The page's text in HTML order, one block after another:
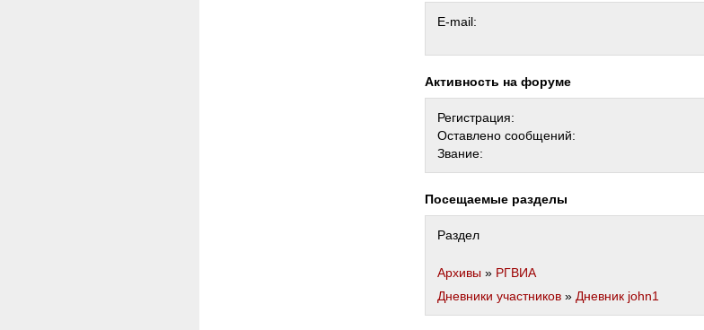
E-mail:
Активность на форуме
Регистрация:
Оставлено сообщений:
Звание:
Посещаемые разделы
Раздел
Архивы » РГВИА
Дневники участников » Дневник john1